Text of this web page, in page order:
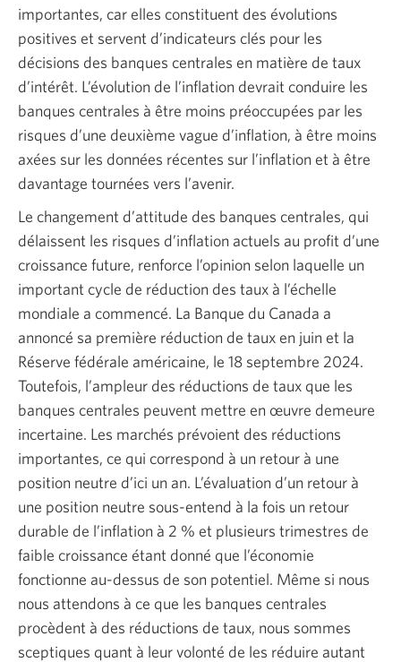
importantes, car elles constituent des évolutions
positives et servent d’indicateurs clés pour les
décisions des banques centrales en matière de taux
d’intérêt. L’évolution de l’inflation devrait conduire les
banques centrales à être moins préoccupées par les
risques d’une deuxième vague d’inflation, à être moins
axées sur les données récentes sur l’inflation et à être
davantage tournées vers l’avenir.
Le changement d’attitude des banques centrales, qui
délaissent les risques d’inflation actuels au profit d’une
croissance future, renforce l’opinion selon laquelle un
important cycle de réduction des taux à l’échelle
mondiale a commencé. La Banque du Canada a
annoncé sa première réduction de taux en juin et la
Réserve fédérale américaine, le 18 septembre 2024.
Toutefois, l’ampleur des réductions de taux que les
banques centrales peuvent mettre en œuvre demeure
incertaine. Les marchés prévoient des réductions
importantes, ce qui correspond à un retour à une
position neutre d’ici un an. L’évaluation d’un retour à
une position neutre sous-entend à la fois un retour
durable de l’inflation à 2 % et plusieurs trimestres de
faible croissance étant donné que l’économie
fonctionne au-dessus de son potentiel. Même si nous
nous attendons à ce que les banques centrales
procèdent à des réductions de taux, nous sommes
sceptiques quant à leur volonté de les réduire autant